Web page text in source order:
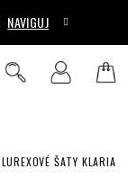
NAVIGUJ
LUREXOVÉ ŠATY KLARIA